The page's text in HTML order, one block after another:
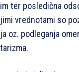
ter posledična
vrednotami so
oz. podleganja